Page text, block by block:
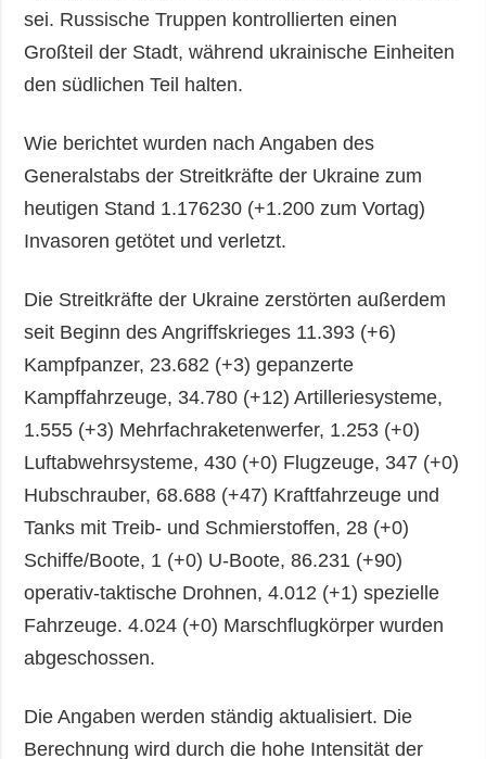
sei. Russische Truppen kontrollierten einen
Großteil der Stadt, während ukrainische Einheiten
den südlichen Teil halten.
Wie berichtet wurden nach Angaben des
Generalstabs der Streitkräfte der Ukraine zum
heutigen Stand 1.176230 (+1.200 zum Vortag)
Invasoren getötet und verletzt.
Die Streitkräfte der Ukraine zerstörten außerdem
seit Beginn des Angriffskrieges 11.393 (+6)
Kampfpanzer, 23.682 (+3) gepanzerte
Kampffahrzeuge, 34.780 (+12) Artilleriesysteme,
1.555 (+3) Mehrfachraketenwerfer, 1.253 (+0)
Luftabwehrsysteme, 430 (+0) Flugzeuge, 347 (+0)
Hubschrauber, 68.688 (+47) Kraftfahrzeuge und
Tanks mit Treib- und Schmierstoffen, 28 (+0)
Schiffe/Boote, 1 (+0) U-Boote, 86.231 (+90)
operativ-taktische Drohnen, 4.012 (+1) spezielle
Fahrzeuge. 4.024 (+0) Marschflugkörper wurden
abgeschossen.
Die Angaben werden ständig aktualisiert. Die
Berechnung wird durch die hohe Intensität der